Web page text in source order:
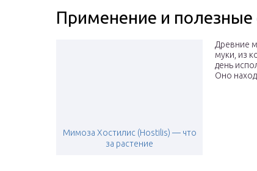
Применение и полезные
Мимоза Хостилис (Hostilis) — что
за растение
Древние
муки, из
день
Оно